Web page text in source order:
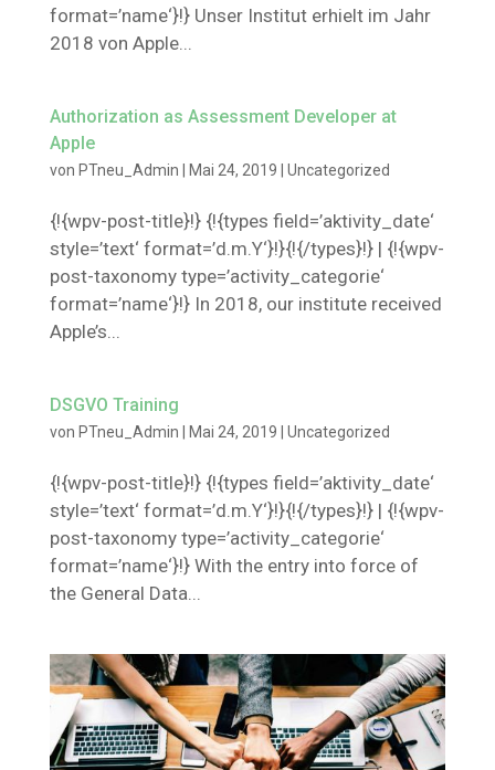
format=’name‘}!} Unser Institut erhielt im Jahr
2018 von Apple...
Authorization as Assessment Developer at
Apple
von PTneu_Admin Mai 24, 2019 Uncategorized
{!{wpv-post-title}!} {!{types field=’aktivity_date‘
style=’text‘ format=’d.m.Y‘}!}{!{/types}!} | {!{wpv-
post-taxonomy type=’activity_categorie‘
format=’name‘}!} In 2018, our institute received
Apple’s...
DSGVO Training
von PTneu_Admin Mai 24, 2019 Uncategorized
{!{wpv-post-title}!} {!{types field=’aktivity_date‘
style=’text‘ format=’d.m.Y‘}!}{!{/types}!} | {!{wpv-
post-taxonomy type=’activity_categorie‘
format=’name‘}!} With the entry into force of
the General Data...